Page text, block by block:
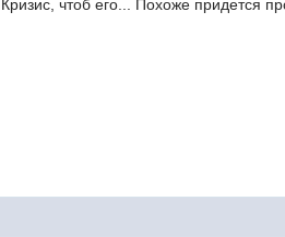
Кризис, чтоб его... Похоже придется